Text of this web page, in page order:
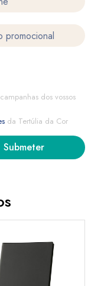
dos vossos
da Tertúlia da Cor